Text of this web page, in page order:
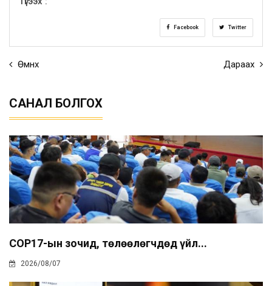
Facebook Twitter
Өмнөх Дараах
САНАЛ БОЛГОХ
COP17-ын зочид, төлөөлөгчдөд үйл...
2026/08/07